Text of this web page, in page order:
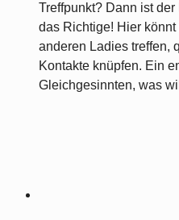
Treffpunkt? Dann ist
das Richtige! Hier
anderen Ladies treffen,
Kontakte knüpfen. Ein
Gleichgesinnten, was